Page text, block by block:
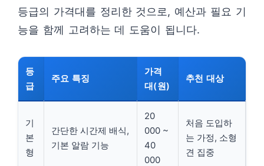
등급의 가격대를 정리한 것으로, 예산과 필요 기
능을 함께 고려하는 데 도움이 됩니다.
등
급
주요 특징
가격
대(원)
추천 대상
기
본
형
간단한 시간제 배식,
기본 알람 기능
20
000 ~
40
000
처음 도입하
는 가정, 소형
견 집중